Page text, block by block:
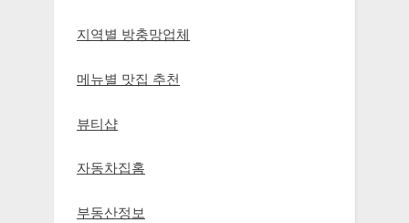
지역별 방충망업체
메뉴별 맛집 추천
뷰티샵
자동차집홈
부동산정보